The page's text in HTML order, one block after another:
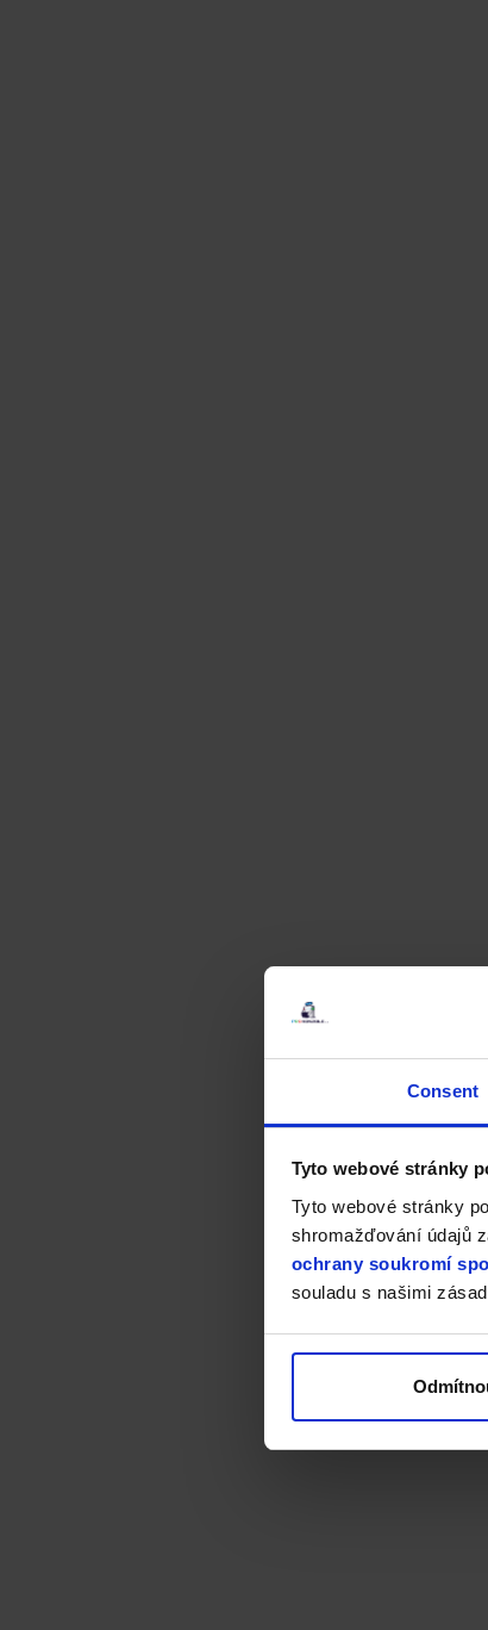
Consent
Tyto webové stránky
Tyto webové stránky
shromažďování údajů
ochrany soukromí
souladu s našimi